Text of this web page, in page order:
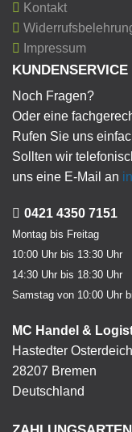
Kontakt
Impressum
KUNDENSERVICE
Noch Fragen?
Oder eine
Rufen Sie uns
Sollten wir
uns eine E-Mail an
0421 4350 7151
Montag bis Freitag
10:00 Uhr bis 13:30 Uhr
14:30 Uhr bis 18:30 Uhr
Samstag von 10:00 Uhr
MC Handel &
Hastedter
28207 Bremen
Deutschland